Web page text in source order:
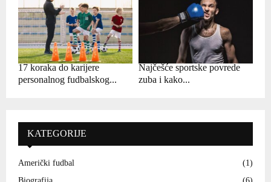
17 koraka do karijere
personalnog fudbalskog...
Najčešće sportske povrede
zuba i kako...
KATEGORIJE
Američki fudbal
(1)